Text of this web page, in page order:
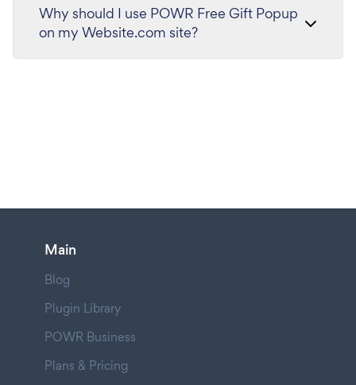
Why should I use POWR Free Gift Popup
on my Website.com site?
Main
Blog
Plugin Library
POWR Business
Plans & Pricing